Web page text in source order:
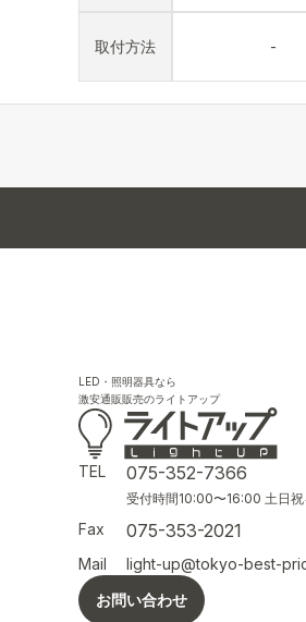
取付方法 -
LED・照明器具なら
激安通販販売のライトアップ
TEL 075-352-7366
受付時間10:00〜16:00 土日祝
Fax 075-353-2021
Mail
light-up@tokyo-best-
お問い合わせ